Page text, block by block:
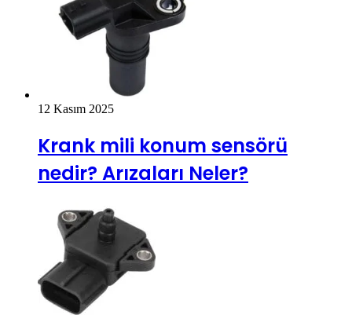
12 Kasım 2025
Krank mili konum sensörü
nedir? Arızaları Neler?